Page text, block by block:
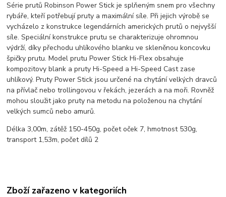
Série prutů Robinson Power Stick je splňeným snem pro všechny
rybáře, kteří potřebují pruty a maximální síle. Při jejich výrobě se
vycházelo z konstrukce legendárních amerických prutů o nejvyšší
síle. Speciální konstrukce prutu se charakterizuje ohromnou
výdrží, díky přechodu uhlíkového blanku ve skleněnou koncovku
špičky prutu. Model prutu Power Stick Hi-Flex obsahuje
kompozitovy blank a pruty Hi-Speed a Hi-Speed Cast zase
uhlíkový. Pruty Power Stick jsou určené na chytání velkých dravců
na přívlač nebo trollingovou v řekách, jezerách a na moři. Rovněž
mohou sloužit jako pruty na metodu na položenou na chytání
velkých sumců nebo amurů.
Délka 3,00m, zátěž 150-450g, počet oček 7, hmotnost 530g,
transport 1,53m, počet dílů 2
Zboží zařazeno v kategoriích